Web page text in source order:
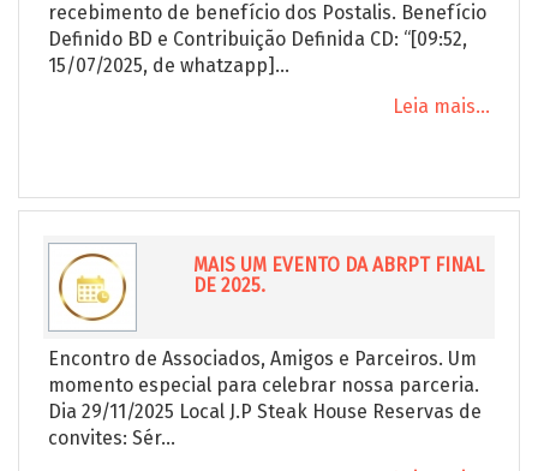
recebimento de benefício dos Postalis. Benefício
Definido BD e Contribuição Definida CD: “[09:52,
15/07/2025, de whatzapp]...
Leia mais...
MAIS UM EVENTO DA ABRPT FINAL
DE 2025.
Encontro de Associados, Amigos e Parceiros. Um
momento especial para celebrar nossa parceria.
Dia 29/11/2025 Local J.P Steak House Reservas de
convites: Sér...